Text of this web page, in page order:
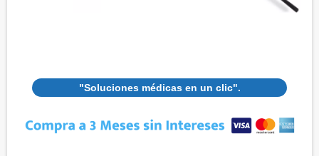
"Soluciones médicas en un clic".